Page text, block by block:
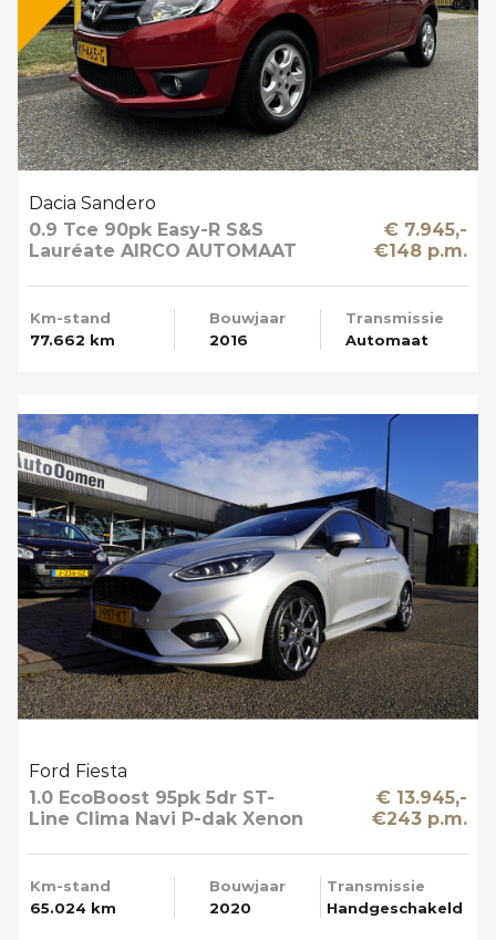
Dacia Sandero
0.9 Tce 90pk Easy-R S&S
Lauréate AIRCO AUTOMAAT
€ 7.945,-
€148 p.m.
Km-stand
77.662 km
Bouwjaar
2016
Transmissie
Automaat
Ford Fiesta
1.0 EcoBoost 95pk 5dr ST-
Line Clima Navi P-dak Xenon
€ 13.945,-
€243 p.m.
Km-stand
65.024 km
Bouwjaar
2020
Transmissie
Handgeschakeld